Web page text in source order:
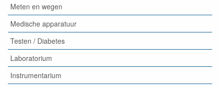
Meten en wegen
Medische apparatuur
Testen / Diabetes
Laboratorium
Instrumentarium